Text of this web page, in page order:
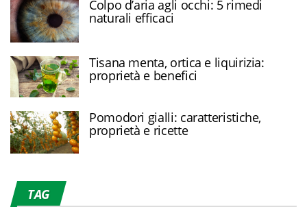
Colpo d’aria agli occhi: 5 rimedi
naturali efficaci
Tisana menta, ortica e liquirizia:
proprietà e benefici
Pomodori gialli: caratteristiche,
proprietà e ricette
TAG